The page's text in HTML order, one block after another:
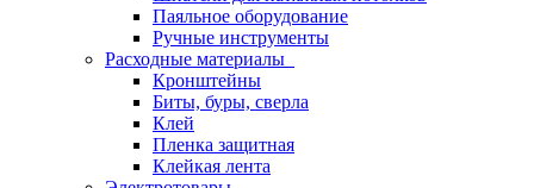
Паяльное оборудование
Ручные инструменты
Расходные материалы
Кронштейны
Биты, буры, сверла
Клей
Пленка защитная
Клейкая лента